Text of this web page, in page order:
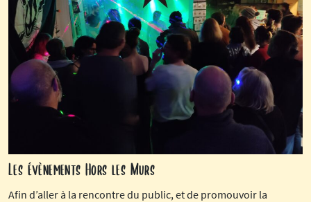
Les évènements Hors les Murs
Afin d’aller à la rencontre du public, et de promouvoir la